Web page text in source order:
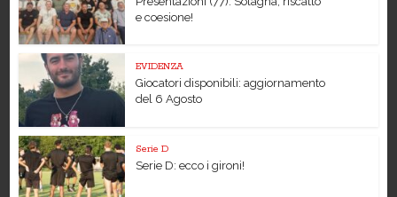
e coesione!
EVIDENZA
Giocatori disponibili: aggiornamento
del 6 Agosto
Serie D
Serie D: ecco i gironi!